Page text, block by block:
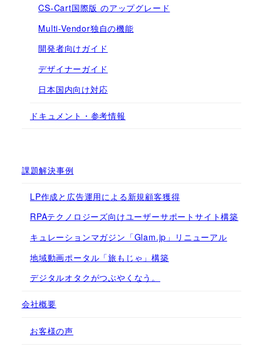
CS-Cart国際版 のアップグレード
Multi-Vendor独自の機能
開発者向けガイド
デザイナーガイド
日本国内向け対応
ドキュメント・参考情報
課題解決事例
LP作成と広告運用による新規顧客獲得
RPAテクノロジーズ向けユーザーサポートサイト構築
キュレーションマガジン「Glam.jp」リニューアル
地域動画ポータル「旅もじゃ」構築
デジタルオタクがつぶやくなう。
会社概要
お客様の声